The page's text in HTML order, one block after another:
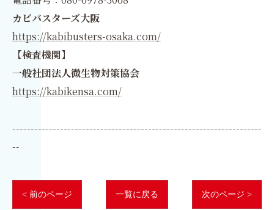
カビバスターズ大阪
https://kabibusters-osaka.com/
【検査機関】
一般社団法人微生物対策協会
https://kabikensa.com/
--------------------------------------------------------------------
--
< 前のページ 一覧に戻る 次のページ >